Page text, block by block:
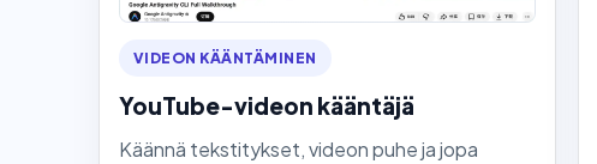
VIDEON KÄÄNTÄMINEN
YouTube-videon kääntäjä
Käännä tekstitykset, videon puhe ja jopa